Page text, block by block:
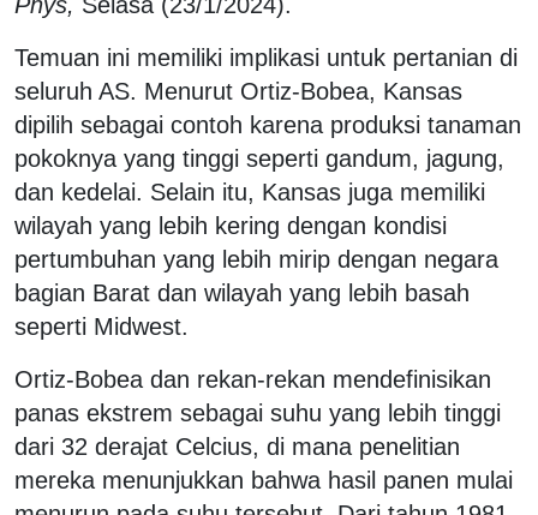
Temuan ini memiliki implikasi untuk pertanian di
seluruh AS. Menurut Ortiz-Bobea, Kansas
dipilih sebagai contoh karena produksi tanaman
pokoknya yang tinggi seperti gandum, jagung,
dan kedelai. Selain itu, Kansas juga memiliki
wilayah yang lebih kering dengan kondisi
pertumbuhan yang lebih mirip dengan negara
bagian Barat dan wilayah yang lebih basah
seperti Midwest.
Ortiz-Bobea dan rekan-rekan mendefinisikan
panas ekstrem sebagai suhu yang lebih tinggi
dari 32 derajat Celcius, di mana penelitian
mereka menunjukkan bahwa hasil panen mulai